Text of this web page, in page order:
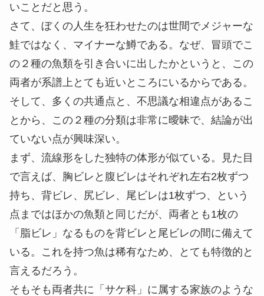
いことだと思う。
さて、ぼくの人生を狂わせたのは世間でメジャーな
鮭ではなく、マイナーな鱒である。なぜ、冒頭でこ
の２種の魚類を引き合いに出したかというと、この
両者が系譜上とても近いところにいるからである。
そして、多くの共通点と、不思議な相違点があるこ
とから、この２種の分類は非常に曖昧で、結論が出
ていない点が興味深い。
まず、流線形をした独特の体形が似ている。見た目
で言えば、胸ビレと腹ビレはそれぞれ左右2枚ずつ
持ち、背ビレ、尻ビレ、尾ビレは1枚ずつ、という
点まではほかの魚類と同じだが、両者とも1枚の
「脂ビレ」なるものを背ビレと尾ビレの間に備えて
いる。これを持つ魚は稀有なため、とても特徴的と
言えるだろう。
そもそも両者共に「サケ科」に属する家族のような